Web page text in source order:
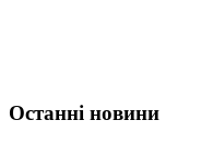
Останні новини